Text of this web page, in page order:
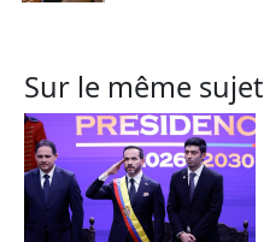
Sur le même sujet